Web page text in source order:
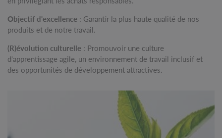
Objectif d'excellence : Garantir la plus haute qualité de nos
produits et de notre travail.
(R)évolution culturelle : Promouvoir une culture
d'apprentissage agile, un environnement de travail inclusif et
des opportunités de développement attractives.